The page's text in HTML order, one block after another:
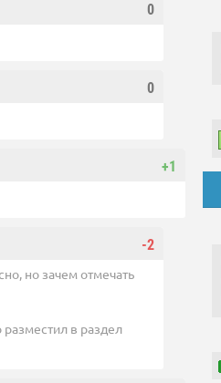
0
0
+1
-2
но зачем отмечать
в раздел